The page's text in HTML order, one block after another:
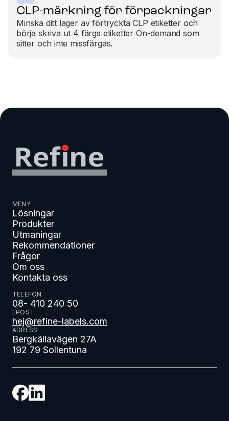
CLP-märkning för förpackningar
Minska ditt lager av förtryckta CLP etiketter och
börja skriva ut 4 färgs etiketter On-demand som
sitter och inte missfärgas.
MENY
Lösningar
Produkter
Utmaningar
Rekommendationer
Frågor
Om oss
Kontakta oss
TELEFON
08- 410 240 50
EPOST
hej@refine-labels.com
ADRESS
Bergkällavägen 27A
192 79 Sollentuna